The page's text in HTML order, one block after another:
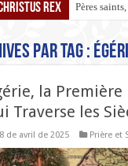
Rex Pères
par tag :
la
Traverse les
de avril de 2025 Prière et